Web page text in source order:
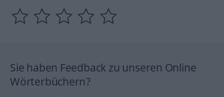
Sie haben Feedback zu unseren Online
Wörterbüchern?